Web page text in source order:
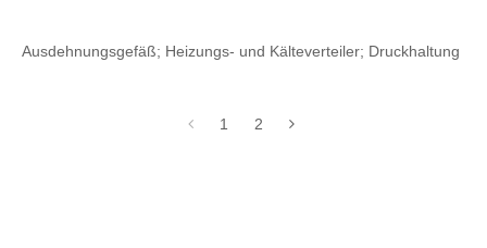
Ausdehnungsgefäß; Heizungs- und Kälteverteiler; Druckhaltung
1 2